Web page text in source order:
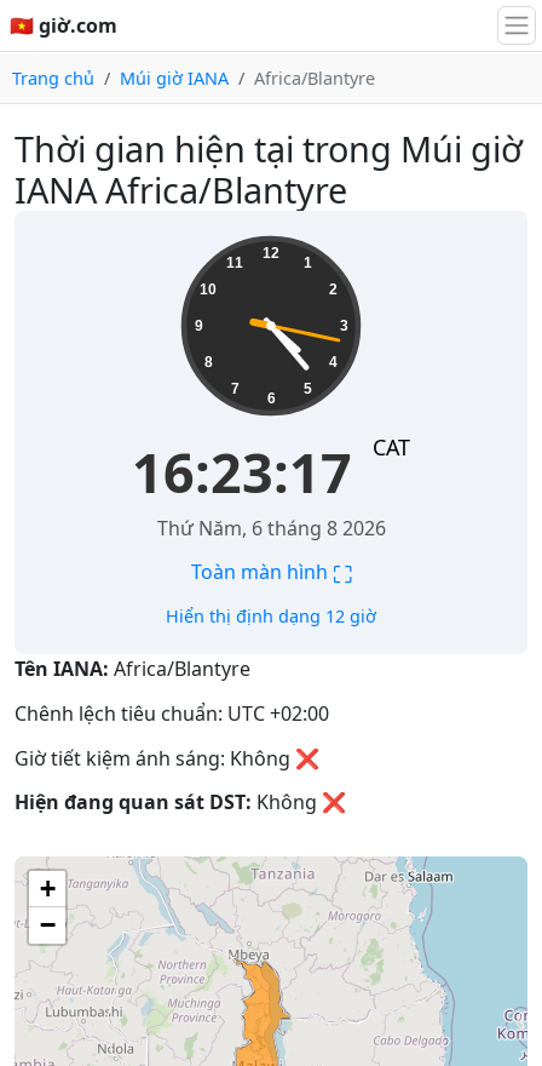
🇻🇳 giờ.com
Trang chủ Múi giờ IANA Africa/Blantyre
Thời gian hiện tại trong Múi giờ
IANA Africa/Blantyre
12
1
2
3
4
5
6
7
8
9
10
11
16:23:17 CAT
Thứ Năm, 6 tháng 8 2026
Toàn màn hình ⛶
Hiển thị định dạng 12 giờ
Tên IANA: Africa/Blantyre
Chênh lệch tiêu chuẩn: UTC +02:00
Giờ tiết kiệm ánh sáng: Không ❌
Hiện đang quan sát DST: Không ❌
+
−